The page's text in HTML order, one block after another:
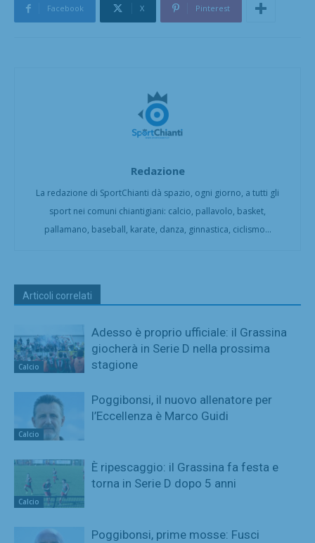
Facebook X Pinterest
Redazione
La redazione di SportChianti dà spazio, ogni giorno, a tutti gli
sport nei comuni chiantigiani: calcio, pallavolo, basket,
pallamano, baseball, karate, danza, ginnastica, ciclismo...
Articoli correlati
Calcio
Adesso è proprio ufficiale: il Grassina
giocherà in Serie D nella prossima
stagione
Calcio
Poggibonsi, il nuovo allenatore per
l’Eccellenza è Marco Guidi
Calcio
È ripescaggio: il Grassina fa festa e
torna in Serie D dopo 5 anni
Poggibonsi, prime mosse: Fusci